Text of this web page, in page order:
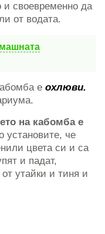
и своевременно да
от водата.
е охлюви.
на кабомба е
установите, че
цвета си и са
и падат,
утайки и тиня и